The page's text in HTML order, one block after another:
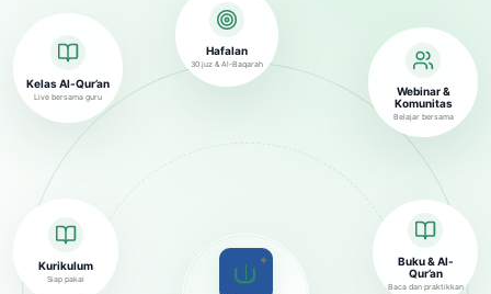
✦
Kelas Al-Qur’an
Live bersama guru
Hafalan
30 juz & Al-Baqarah
Buku & Al-
Qur’an
Baca dan praktikkan
Kurikulum
Siap pakai
Webinar &
Komunitas
Belajar bersama